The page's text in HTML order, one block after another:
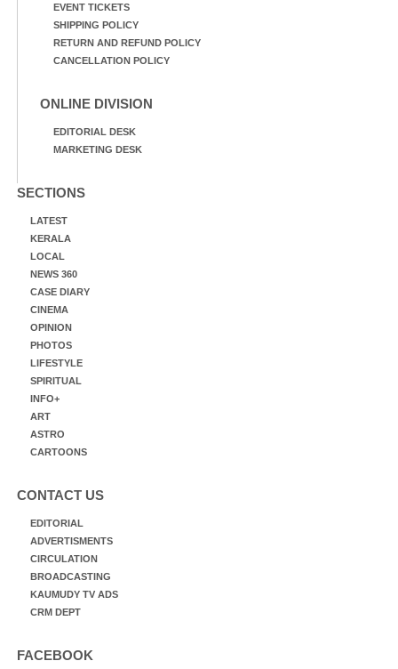
EVENT TICKETS
SHIPPING POLICY
RETURN AND REFUND POLICY
CANCELLATION POLICY
ONLINE DIVISION
EDITORIAL DESK
MARKETING DESK
SECTIONS
LATEST
KERALA
LOCAL
NEWS 360
CASE DIARY
CINEMA
OPINION
PHOTOS
LIFESTYLE
SPIRITUAL
INFO+
ART
ASTRO
CARTOONS
CONTACT US
EDITORIAL
ADVERTISMENTS
CIRCULATION
BROADCASTING
KAUMUDY TV ADS
CRM DEPT
FACEBOOK